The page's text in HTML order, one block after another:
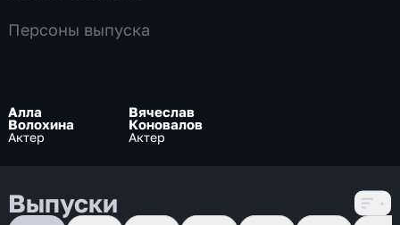
Персоны выпуска
Алла
Волохина
Актер
Вячеслав
Коновалов
Актер
Выпуски